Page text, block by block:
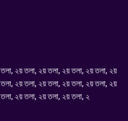
২য় তলা, ২য় তলা, ২য় তলা, ২য় তলা, ২য়
২য় তলা, ২য় তলা, ২য় তলা, ২য় তলা, ২য়
২য় তলা, ২য় তলা, ২য় তলা, ২